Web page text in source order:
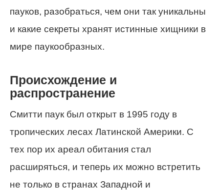
пауков, разобраться, чем они так уникальны
и какие секреты хранят истинные хищники в
мире паукообразных.
Происхождение и
распространение
Смитти паук был открыт в 1995 году в
тропических лесах Латинской Америки. С
тех пор их ареал обитания стал
расширяться, и теперь их можно встретить
не только в странах Западной и